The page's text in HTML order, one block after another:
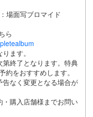
場面写ブロマイド
ら
ます。
終了となります。特典
約をおすすめします。
なく変更となる場合が
購入店舗様までお問い